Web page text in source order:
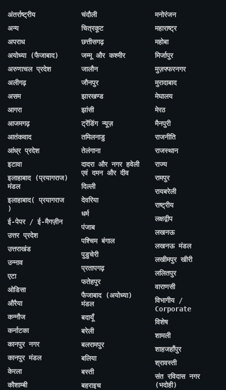
अंतर्राष्ट्रीय
अन्य
अपराध
अयोध्या (फैजाबाद)
अरुणाचल प्रदेश
अलीगढ़
असम
आगरा
आजमगढ़
आतंकवाद
आंध्र प्रदेश
इटावा
इलाहाबाद (प्रयागराज)
मंडल
इलाहाबाद( प्रयागराज
)
ई-पेपर / ई-मैगज़ीन
उत्तर प्रदेश
उत्तराखंड
उन्नाव
एटा
ओडिसा
औरैया
कन्नौज
कर्नाटका
कानपुर नगर
कानपुर मंडल
केरला
कौशाम्बी
चंदौली
चित्रकूट
छत्तीसगढ़
जम्मू और कश्मीर
जालौन
जौनपुर
झारखण्ड
झांसी
ट्रेंडिंग न्यूज़
तमिलनाडु
तेलंगाना
दादरा और नगर हवेली
एवं दमन और दीव
दिल्ली
देवरिया
धर्म
पंजाब
पश्चिम बंगाल
पुडुचेरी
प्रतापगढ़
फतेहपुर
फैजाबाद (अयोध्या)
मंडल
बदायूँ
बरेली
बलरामपुर
बलिया
बस्ती
बहराइच
मनोरंजन
महाराष्ट्र
महोबा
मिर्जापुर
मुज़फ्फरनगर
मुरादाबाद
मेघालय
मेरठ
मैनपुरी
राजनीति
राजस्थान
राज्य
रामपुर
रायबरेली
राष्ट्रीय
लक्षद्वीप
लखनऊ
लखनऊ मंडल
लखीमपुर खीरी
ललितपुर
वाराणसी
विभागीय /
Corporate
विशेष
शामली
शाहजहाँपुर
श्रावस्ती
संत रविदास नगर
(भदोही)